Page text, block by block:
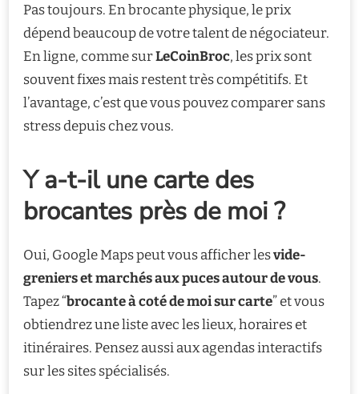
Pas toujours. En brocante physique, le prix
dépend beaucoup de votre talent de négociateur.
En ligne, comme surLeCoinBroc, les prix sont
souvent fixes mais restent très compétitifs. Et
l’avantage, c’est que vous pouvez comparer sans
stress depuis chez vous.
Y a-t-il une carte des
brocantes près de moi ?
Oui, Google Maps peut vous afficher lesvide-
greniers et marchés aux puces autour de vous.
Tapez “brocante à coté de moi sur carte” et vous
obtiendrez une liste avec les lieux, horaires et
itinéraires. Pensez aussi aux agendas interactifs
sur les sites spécialisés.